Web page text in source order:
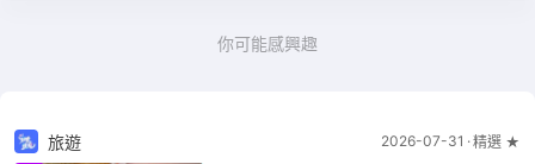
你可能感興趣
旅遊 2026-07-31 精選 ★